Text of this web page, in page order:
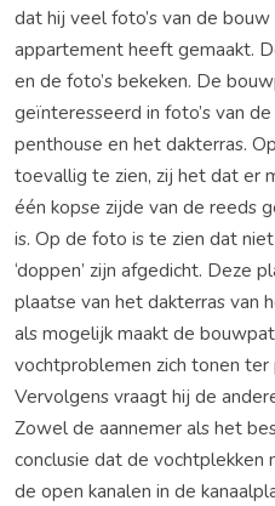
dat hij veel foto’s van de
appartement heeft gemaakt.
en de foto’s bekeken. De
geïnteresseerd in foto’s van
penthouse en het dakterras.
toevallig te zien, zij het dat er
één kopse zijde van de reeds
is. Op de foto is te zien dat
‘doppen’ zijn afgedicht. Deze
plaatse van het dakterras van
als mogelijk maakt de
vochtproblemen zich tonen ter
Vervolgens vraagt hij de
Zowel de aannemer als het
conclusie dat de
de open kanalen in de